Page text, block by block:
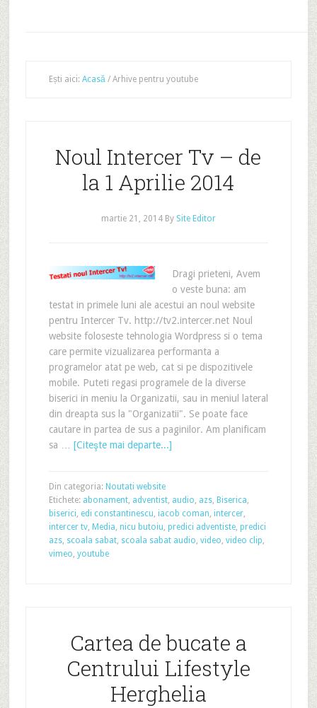
Ești aici: Acasă /Arhive pentru youtube
Noul Intercer Tv – de
la 1 Aprilie 2014
martie 21, 2014By Site Editor
Dragi prieteni, Avem
o veste buna: am
testat in primele luni ale acestui an noul website
pentru Intercer Tv. http://tv2.intercer.net Noul
website foloseste tehnologia Wordpress si o tema
care permite vizualizarea performanta a
programelor atat pe web, cat si pe dispozitivele
mobile. Puteti regasi programele de la diverse
biserici in meniu la Organizatii, sau in meniul lateral
din dreapta sus la "Organizatii". Se poate face
cautare in partea de sus a paginilor. Am planificam
sa … [Citeşte mai departe...]
Din categoria: Noutati website
Etichete: abonament, adventist, audio, azs, Biserica,
biserici, edi constantinescu, iacob coman, intercer,
intercer tv, Media, nicu butoiu, predici adventiste, predici
azs, scoala sabat, scoala sabat audio, video, video clip,
vimeo, youtube
Cartea de bucate a
Centrului Lifestyle
Herghelia